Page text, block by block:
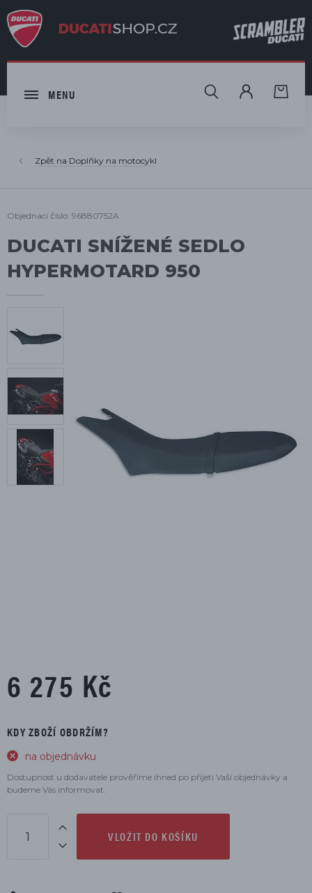
MENU HLEDAT
Doplňky na motocykl
Objednací číslo: 96880752A
DUCATI SNÍŽENÉ SEDLO
HYPERMOTARD 950
6 275 Kč
KDY ZBOŽÍ OBDRŽÍM?
na objednávku
Dostupnost u dodavatele prověříme ihned po přijetí Vaší objednávky a
budeme Vás informovat.
VLOŽIT DO KOŠÍKU